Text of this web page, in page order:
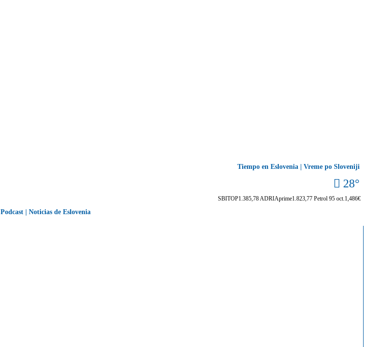
Tiempo en Eslovenia | Vreme po Sloveniji
28°
SBITOP1.385,78 ADRIAprime1.823,77 Petrol 95 oct. 1,486€
Podcast | Noticias de Eslovenia